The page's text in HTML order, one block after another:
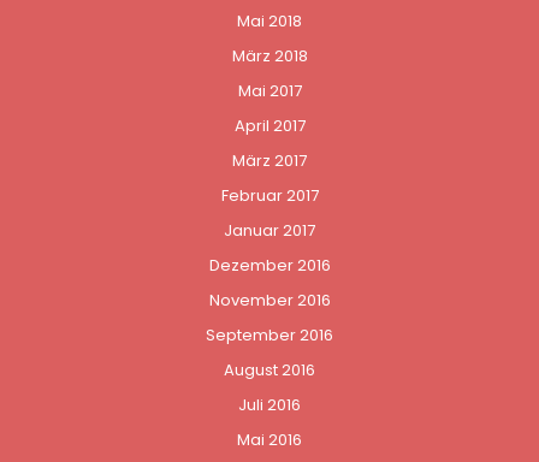
Mai 2018
März 2018
Mai 2017
April 2017
März 2017
Februar 2017
Januar 2017
Dezember 2016
November 2016
September 2016
August 2016
Juli 2016
Mai 2016